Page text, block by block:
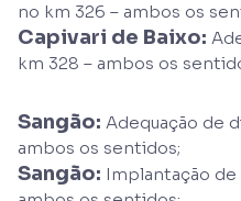
no km 326 – ambos os
Capivari de Baixo:
km 328 – ambos os
Sangão: Adequação de
ambos os sentidos;
Sangão: Implantação